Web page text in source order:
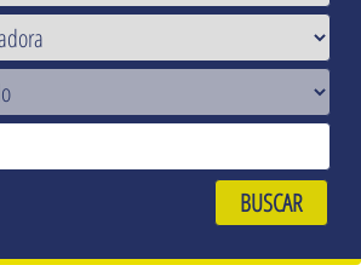
BUSCAR